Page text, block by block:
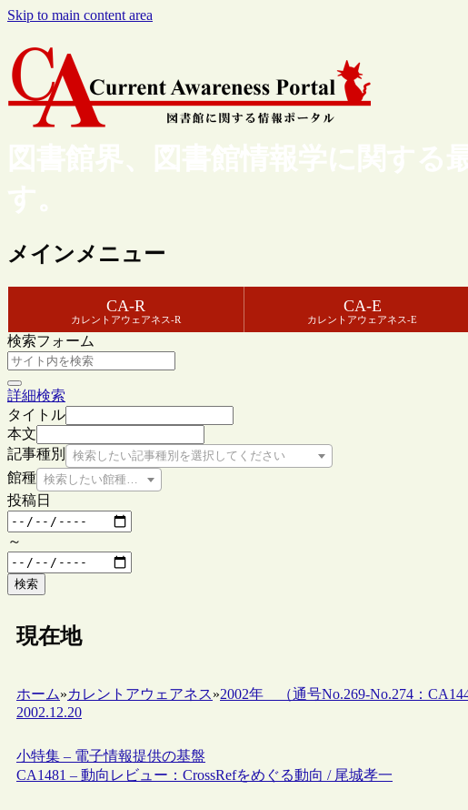
Skip to main content area
図書館界、図書館情報学に関す
す。
メインメニュー
CA-R
カレントアウェアネス-R
CA-E
カレントアウェアネス-E
検索フォーム
詳細検索
タイトル
本文
記事種別
検索したい記事種別を選択してください
館種 検索したい館種を選択してください
投稿日
～
検索
現在地
ホーム»カレントアウェアネス»2002年 （通号No.269-No.274：
2002.12.20
小特集 – 電子情報提供の基盤
CA1481 – 動向レビュー：CrossRefをめぐる動向 / 尾城孝一